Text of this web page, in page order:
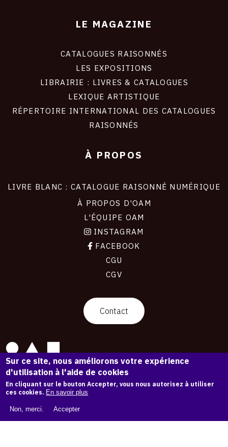
LE MAGAZINE
CATALOGUES RAISONNÉS
LES EXPOSITIONS
LIBRAIRIE : LIVRES & CATALOGUES
LEXIQUE ARTISTIQUE
RÉPERTOIRE INTERNATIONAL DES CATALOGUES
RAISONNÉS
À PROPOS
LIVRE BLANC : CATALOGUE RAISONNÉ NUMÉRIQUE
À PROPOS D'OAM
L'ÉQUIPE OAM
INSTAGRAM
FACEBOOK
CGU
CGV
Contact
La plateforme de référence pour créer,
conserver et promouvoir l'Histoire de l'Art.
Des catalogues raisonnés aux archives
43 254 œuvres d'art — 7 587 expositions
Sur ce site, nous améliorons votre expérience
d'utilisation à l'aide de cookies
En cliquant sur le bouton Accepter, vous nous autorisez à utiliser
ces cookies. En savoir plus
Non, merci. Accepter